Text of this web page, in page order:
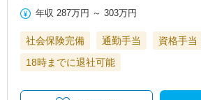
年収 287万円 ～303万円
社会保険完備 通勤手当
資格手当
18時までに退社可能